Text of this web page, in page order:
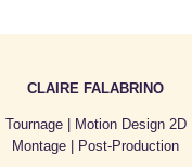
CLAIRE FALABRINO
Tournage | Motion Design 2D
Montage | Post-Production